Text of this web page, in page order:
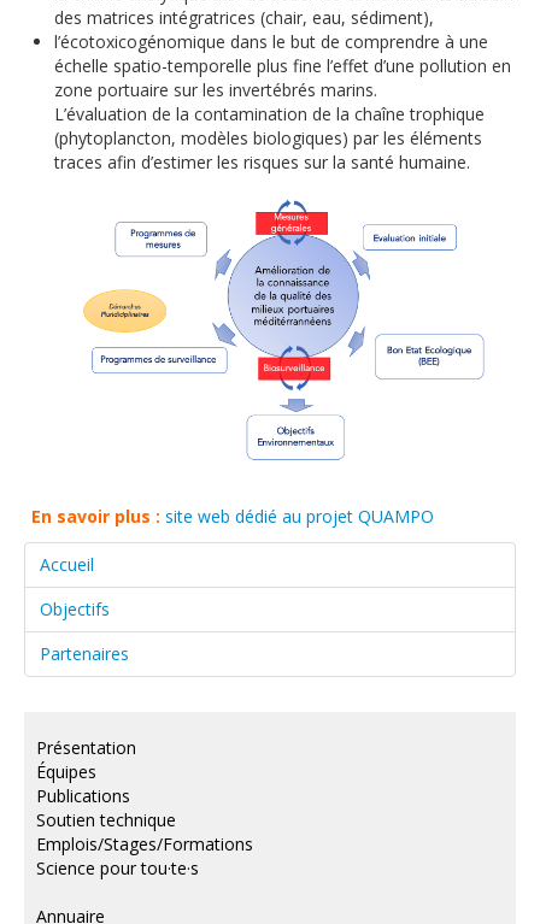
des matrices intégratrices (chair, eau, sédiment),
l’écotoxicogénomique dans le but de comprendre à une
échelle spatio-temporelle plus fine l’effet d’une pollution en
zone portuaire sur les invertébrés marins.
L’évaluation de la contamination de la chaîne trophique
(phytoplancton, modèles biologiques) par les éléments
traces afin d’estimer les risques sur la santé humaine.
En savoir plus : site web dédié au projet QUAMPO
Accueil
Objectifs
Partenaires
Présentation
Équipes
Publications
Soutien technique
Emplois/Stages/Formations
Science pour tou·te·s
Annuaire